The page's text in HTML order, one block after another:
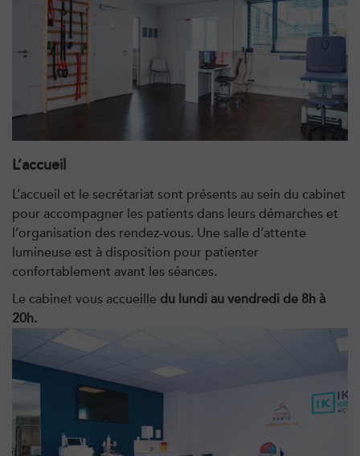
L’accueil
L’accueil et le secrétariat sont présents au sein du cabinet
pour accompagner les patients dans leurs démarches et
l’organisation des rendez-vous. Une salle d’attente
lumineuse est à disposition pour patienter
confortablement avant les séances.
Le cabinet vous accueille du lundi au vendredi de 8h à
20h.
68 Av. de Villiers 75017 Paris
68 Av. de Villiers 75017 Paris
01 44 90 90 40
PRENDRE RDV
IK Paris 8 – Saint Lazare
20 Rue de la Pépinière 75008 Paris
20 Rue de la Pépinière 75008 Paris
01 55 06 05 07
PRENDRE RDV
IK Vanves – 92
5 Rue Monge 92170 Vanves
Kinésithérapie